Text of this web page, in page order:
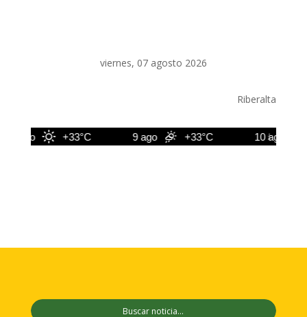
viernes, 07 agosto 2026
Riberalta
+33°C 9 ago +33°C 10 ago